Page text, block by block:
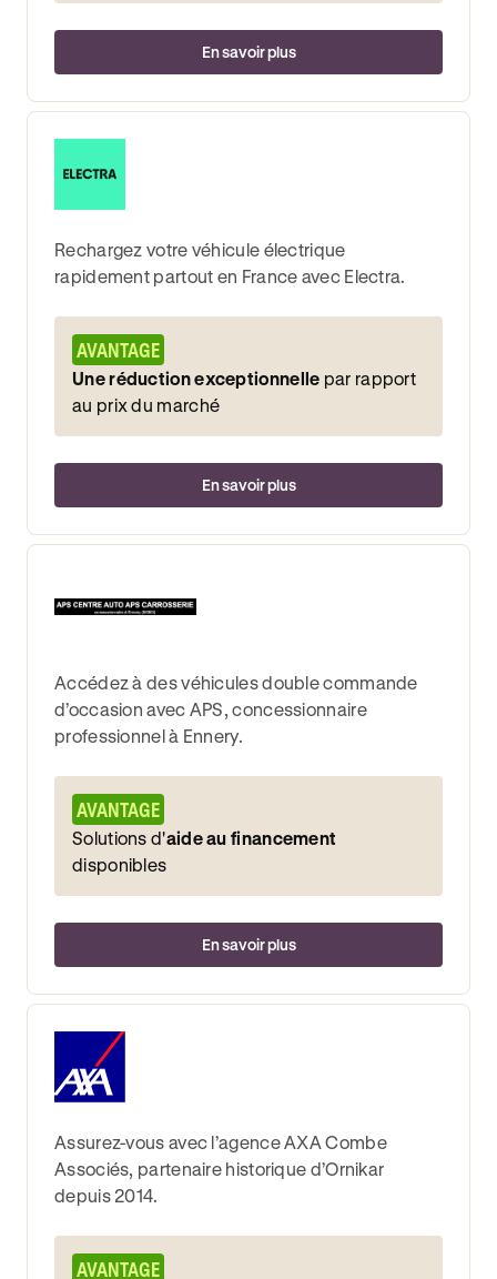
En savoir plus
Rechargez votre véhicule électrique
rapidement partout en France avec Electra.
AVANTAGE
Une réduction exceptionnelle par rapport
au prix du marché
En savoir plus
Accédez à des véhicules double commande
d’occasion avec APS, concessionnaire
professionnel à Ennery.
AVANTAGE
Solutions d'aide au financement
disponibles
En savoir plus
Assurez-vous avec l’agence AXA Combe
Associés, partenaire historique d’Ornikar
depuis 2014.
AVANTAGE